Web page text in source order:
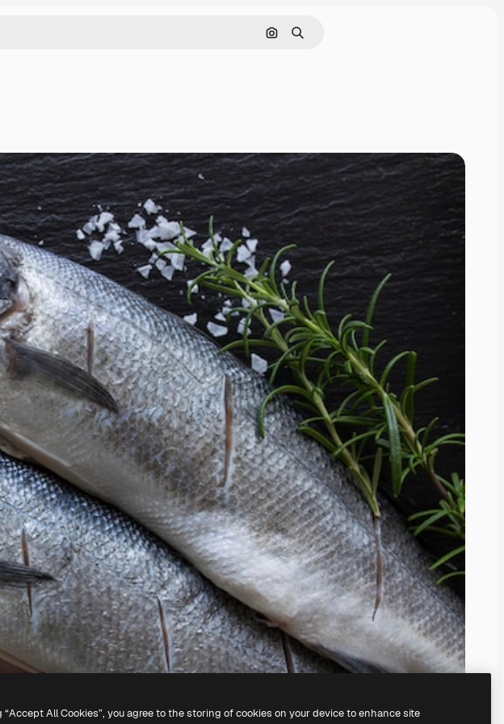
Pesquisar por imagem
Buscar
“Accept All Cookies”, you agree to the storing of cookies on your device to enhance site